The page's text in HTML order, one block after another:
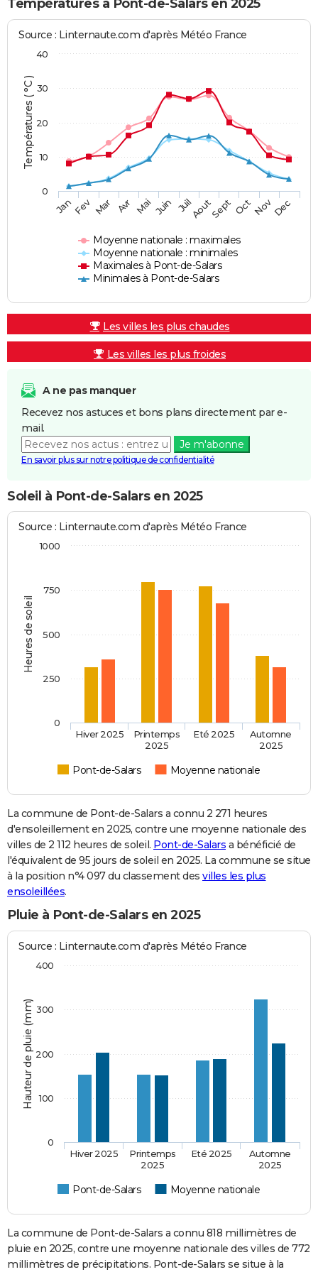
Températures à Pont-de-Salars en 2025
Températures ( °C )
Source : Linternaute.com d'après Météo France
Moyenne nationale : maximales
Moyenne nationale : minimales
Maximales à Pont-de-Salars
Minimales à Pont-de-Salars
JanFev Mar Avr Mai Juin JuilAoutSept OctNovDec
0
10
20
30
40
Les villes les plus chaudes
Les villes les plus froides
A ne pas manquer
Recevez nos astuces et bons plans directement par e-
mail.
Je m'abonne
En savoir plus sur notre politique de confidentialité
Soleil à Pont-de-Salars en 2025
Heures de soleil
Source : Linternaute.com d'après Météo France
Pont-de-Salars Moyenne nationale
Hiver 2025
Printemps
2025
Eté 2025
Automne
2025
0
250
500
750
1000
La commune de Pont-de-Salars a connu 2 271 heures
d'ensoleillement en 2025, contre une moyenne nationale des
villes de 2 112 heures de soleil. Pont-de-Salars a bénéficié de
l'équivalent de 95 jours de soleil en 2025. La commune se situe
à la position n°4 097 du classement des villes les plus
ensoleillées.
Pluie à Pont-de-Salars en 2025
Hauteur de pluie (mm)
Source : Linternaute.com d'après Météo France
Pont-de-Salars Moyenne nationale
Hiver 2025
Printemps
2025
Eté 2025
Automne
2025
0
100
200
300
400
La commune de Pont-de-Salars a connu 818 millimètres de
pluie en 2025, contre une moyenne nationale des villes de 772
millimètres de précipitations. Pont-de-Salars se situe à la